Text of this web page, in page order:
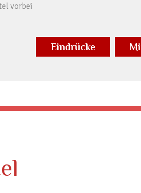
vorbei
Eindrücke